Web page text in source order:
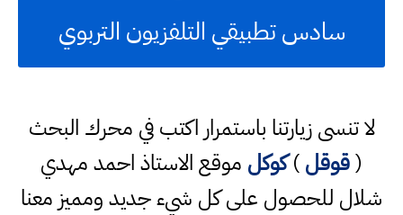
سادس تطبيقي التلفزيون التربوي
لا تنسى زيارتنا باستمرار اكتب في محرك البحث
(قوقل)كوكل موقع الاستاذ احمد مهدي
شلال للحصول على كل شيء جديد ومميز معنا